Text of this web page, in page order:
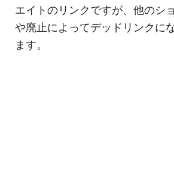
エイトのリンクですが、他のシ
や廃止によってデッドリンクに
ます。